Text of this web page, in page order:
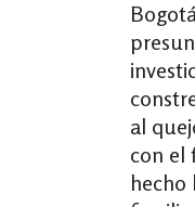
al
con el
hecho